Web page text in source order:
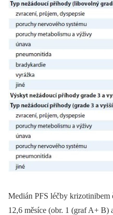
Medián PFS léčby krizotinibem
12,6 měsíce (obr. 1 (graf A+ B)